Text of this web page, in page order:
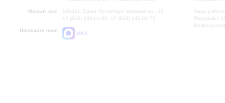
Малый зал:
191011, Санкт-Петербург, Невский пр., 30
+7 (812) 240-01-00, +7 (812) 240-01-70
Напишите нам:
MAX
Часы
Перерыв с
Вопросы